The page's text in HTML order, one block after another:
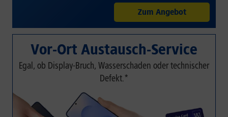
Zum Angebot
Vor-Ort Austausch-Service
Egal, ob Display-Bruch, Wasserschaden oder technischer
Defekt.*